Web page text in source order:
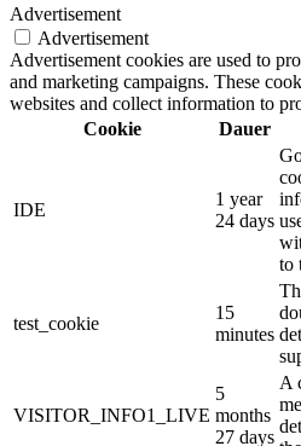
Advertisement
Advertisement
Advertisement cookies are used to
and marketing campaigns. These
websites and collect information to
Cookie
Dauer
IDE
1 year
24 days
to
test_cookie
15
minutes
VISITOR_INFO1_LIVE
5
months
27 days
A